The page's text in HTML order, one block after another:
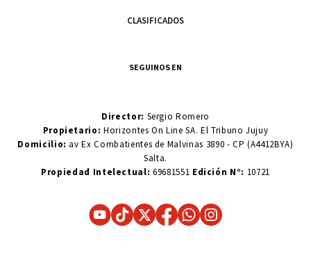
CLASIFICADOS
SEGUINOS EN
Director: Sergio Romero
Propietario:Horizontes On Line SA. El Tribuno Jujuy
Domicilio: av Ex Combatientes de Malvinas 3890 - CP (A4412BYA)
Salta.
Propiedad Intelectual: 69681551 Edición N°: 10721